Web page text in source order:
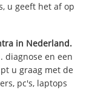
u geeft het af op
in Nederland.
diagnose en een
u graag met de
pc's, laptops